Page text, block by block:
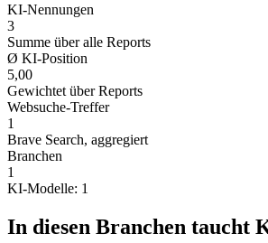
KI-Nennungen
3
Summe über alle Reports
Ø KI-Position
5,00
Gewichtet über Reports
Websuche-Treffer
1
Brave Search, aggregiert
Branchen
1
KI-Modelle: 1
In diesen Branchen taucht